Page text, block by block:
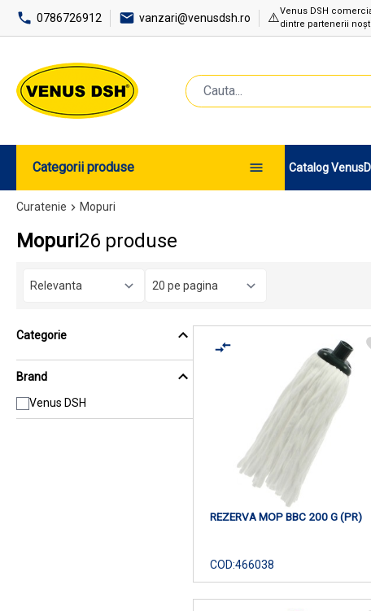
0786726912 vanzari@venusdsh.ro ⚠️Venus DSH
dintre partenerii
Categorii produse Catalog
Curatenie Mopuri
Mopuri26 produse
Categorie
Brand
Venus DSH
REZERVA MOP BBC 200 G (PR)
COD:466038